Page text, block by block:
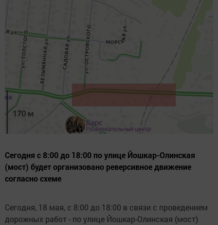
Сегодня с 8:00 до 18:00 по улице Йошкар-Олинская
(мост) будет организовано реверсивное движение
согласно схеме
Сегодня, 18 мая, с 8:00 до 18:00 в связи с проведением
дорожных работ - по улице Йошкар-Олинская (мост)